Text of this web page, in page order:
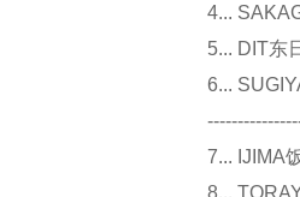
4...
5... DIT东
6...
7... IJIMA
8...